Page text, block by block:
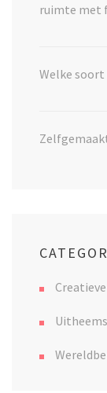
ruimte met
Welke